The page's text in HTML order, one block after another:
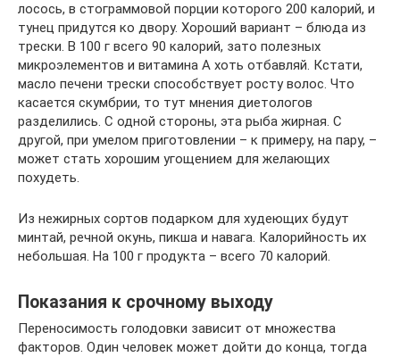
лосось, в стограммовой порции которого 200 калорий, и
тунец придутся ко двору. Хороший вариант – блюда из
трески. В 100 г всего 90 калорий, зато полезных
микроэлементов и витамина А хоть отбавляй. Кстати,
масло печени трески способствует росту волос. Что
касается скумбрии, то тут мнения диетологов
разделились. С одной стороны, эта рыба жирная. С
другой, при умелом приготовлении – к примеру, на пару, –
может стать хорошим угощением для желающих
похудеть.
Из нежирных сортов подарком для худеющих будут
минтай, речной окунь, пикша и навага. Калорийность их
небольшая. На 100 г продукта – всего 70 калорий.
Показания к срочному выходу
Переносимость голодовки зависит от множества
факторов. Один человек может дойти до конца, тогда